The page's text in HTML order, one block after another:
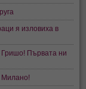
я изловиха в
Гришо! Първата ни
Милано!